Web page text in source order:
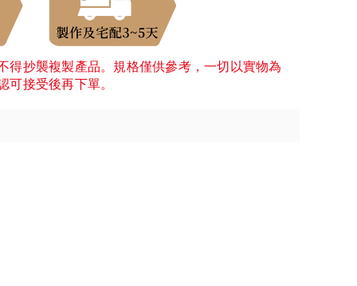
抄襲複製產品。規格僅供參考，一切以實物為
接受後再下單。